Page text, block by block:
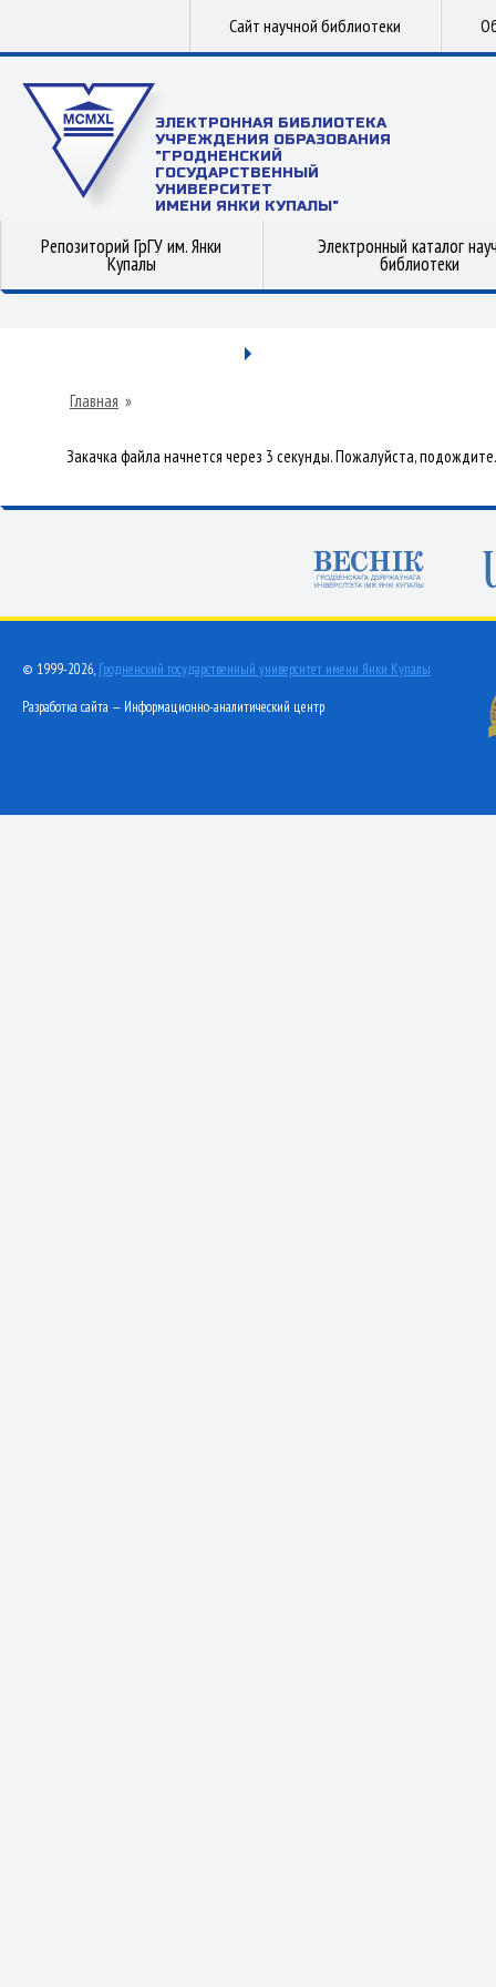
Сайт научной библиотеки
ЭЛЕКТРОННАЯ БИБЛИОТЕКА
УЧРЕЖДЕНИЯ ОБРАЗОВАНИЯ
"ГРОДНЕНСКИЙ
ГОСУДАРСТВЕННЫЙ
УНИВЕРСИТЕТ
ИМЕНИ ЯНКИ КУПАЛЫ"
Репозиторий ГрГУ им. Янки
Купалы
Электронный каталог
библиотеки
Главная »
Закачка файла начнется через 3 секунды. Пожалуйста, подождите.
© 1999-2026, Гродненский государственный университет имени Янки Купалы
Разработка сайта — Информационно-аналитический центр